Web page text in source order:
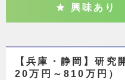
興味あり
【兵庫・静岡】研究
20万円～810万円）